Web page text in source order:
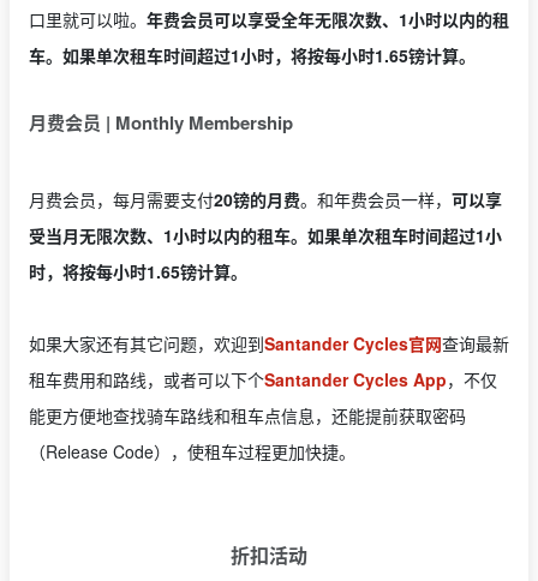
口里就可以啦。 年费会员可以享受全年无限次数、1小时以内的租
车。如果单次租车时间超过1小时，将按每小时1.65镑计算。
月费会员 | Monthly Membership
月费会员，每月需要支付20镑的月费。和年费会员一样， 可以享
受当月无限次数、1小时以内的租车。如果单次租车时间超过1小
时，将按每小时1.65镑计算。
如果大家还有其它问题，欢迎到Santander Cycles官网查询最新
租车费用和路线，或者可以下个Santander Cycles App，不仅
能更方便地查找骑车路线和租车点信息，还能提前获取密码
（Release Code），使租车过程更加快捷。
折扣活动